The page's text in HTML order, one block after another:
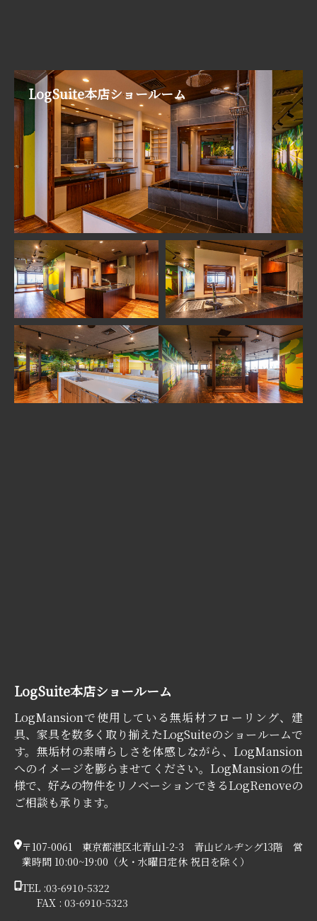
LogSuite本店ショールーム
LogSuite本店ショールーム
LogMansionで使用している無垢材フローリング、建
具、家具を数多く取り揃えたLogSuiteのショールームで
す。無垢材の素晴らしさを体感しながら、LogMansion
へのイメージを膨らませてください。LogMansionの仕
様で、好みの物件をリノベーションできるLogRenoveの
ご相談も承ります。
〒107-0061 東京都港区北青山1-2-3 青山ビルヂング13階 営
業時間 10:00~19:00（⽕・⽔曜⽇定休 祝⽇を除く）
TEL :03-6910-5322
FAX : 03-6910-5323